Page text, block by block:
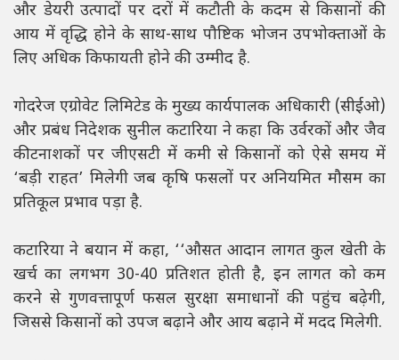
और डेयरी उत्पादों पर दरों में कटौती के कदम से किसानों की
आय में वृद्धि होने के साथ-साथ पौष्टिक भोजन उपभोक्ताओं के
लिए अधिक किफायती होने की उम्मीद है.
गोदरेज एग्रोवेट लिमिटेड के मुख्य कार्यपालक अधिकारी (सीईओ)
और प्रबंध निदेशक सुनील कटारिया ने कहा कि उर्वरकों और जैव
कीटनाशकों पर जीएसटी में कमी से किसानों को ऐसे समय में
‘बड़ी राहत’ मिलेगी जब कृषि फसलों पर अनियमित मौसम का
प्रतिकूल प्रभाव पड़ा है.
कटारिया ने बयान में कहा, ‘‘औसत आदान लागत कुल खेती के
खर्च का लगभग 30-40 प्रतिशत होती है, इन लागत को कम
करने से गुणवत्तापूर्ण फसल सुरक्षा समाधानों की पहुंच बढ़ेगी,
जिससे किसानों को उपज बढ़ाने और आय बढ़ाने में मदद मिलेगी.